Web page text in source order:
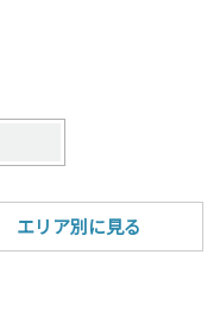
エリア別に見る